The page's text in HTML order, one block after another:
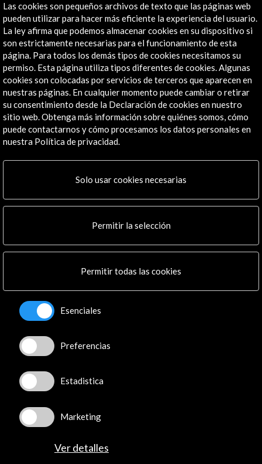
info@accioncultural.es
+34 91 700 4000
José Abascal, 4 - 4º
28003 Madrid, España
Canales de contacto
Explora
Institucional
Residencias
Noticias
Boletín digital
Logo y crédito a AC/E
Conecta
Instagram
LinkedIn
Facebook
Youtube
Flickr
TikTok
Las cookies son pequeños archivos de texto que las páginas web
pueden utilizar para hacer más eficiente la experiencia del usuario.
La ley afirma que podemos almacenar cookies en su dispositivo si
son estrictamente necesarias para el funcionamiento de esta
página. Para todos los demás tipos de cookies necesitamos su
permiso. Esta página utiliza tipos diferentes de cookies. Algunas
cookies son colocadas por servicios de terceros que aparecen en
nuestras páginas. En cualquier momento puede cambiar o retirar
su consentimiento desde la Declaración de cookies en nuestro
sitio web. Obtenga más información sobre quiénes somos, cómo
puede contactarnos y cómo procesamos los datos personales en
nuestra Política de privacidad.
Solo usar cookies necesarias
Permitir la selección
Permitir todas las cookies
Esenciales
Preferencias
Estadistica
Marketing
Ver detalles